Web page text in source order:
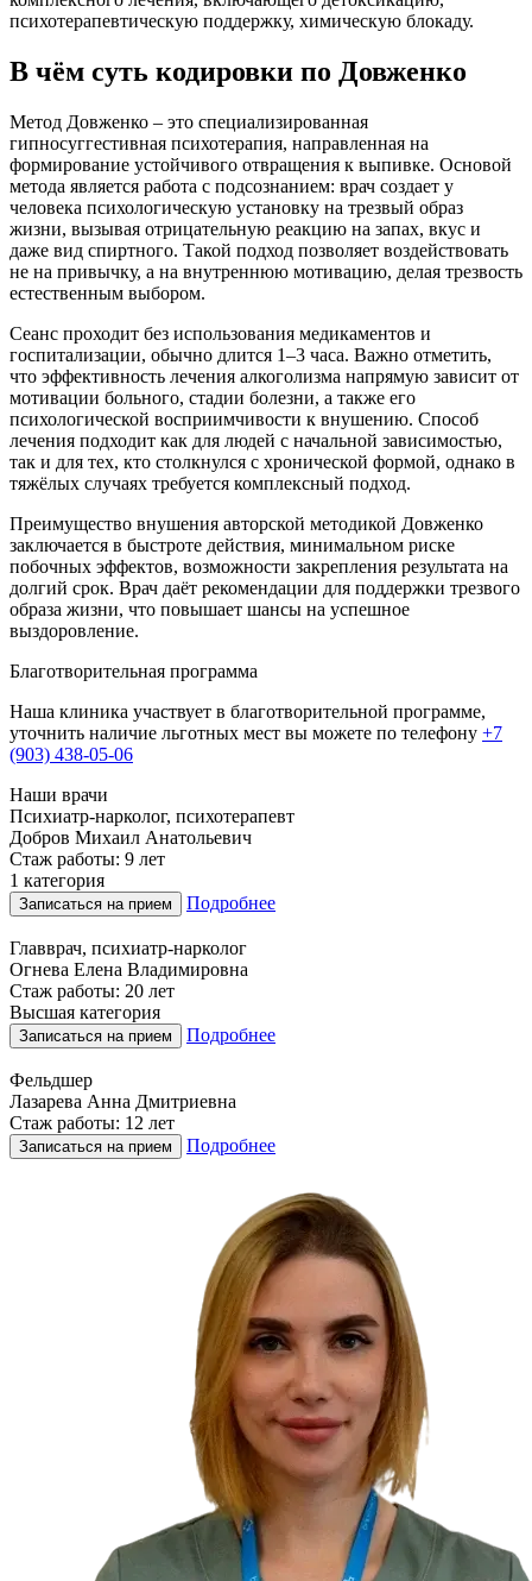
психотерапевтическую поддержку, химическую блокаду.
В чём суть кодировки по Довженко
Метод Довженко – это специализированная
гипносуггестивная психотерапия, направленная на
формирование устойчивого отвращения к выпивке. Основой
метода является работа с подсознанием: врач создает у
человека психологическую установку на трезвый образ
жизни, вызывая отрицательную реакцию на запах, вкус и
даже вид спиртного. Такой подход позволяет воздействовать
не на привычку, а на внутреннюю мотивацию, делая трезвость
естественным выбором.
Сеанс проходит без использования медикаментов и
госпитализации, обычно длится 1–3 часа. Важно отметить,
что эффективность лечения алкоголизма напрямую зависит от
мотивации больного, стадии болезни, а также его
психологической восприимчивости к внушению. Способ
лечения подходит как для людей с начальной зависимостью,
так и для тех, кто столкнулся с хронической формой, однако в
тяжёлых случаях требуется комплексный подход.
Преимущество внушения авторской методикой Довженко
заключается в быстроте действия, минимальном риске
побочных эффектов, возможности закрепления результата на
долгий срок. Врач даёт рекомендации для поддержки трезвого
образа жизни, что повышает шансы на успешное
выздоровление.
Благотворительная программа
Наша клиника участвует в благотворительной программе,
уточнить наличие льготных мест вы можете по телефону +7
(903) 438-05-06
Наши врачи
Психиатр-нарколог, психотерапевт
Добров Михаил Анатольевич
Стаж работы: 9 лет
1 категория
Записаться на прием Подробнее
Главврач, психиатр-нарколог
Огнева Елена Владимировна
Стаж работы: 20 лет
Высшая категория
Записаться на прием Подробнее
Фельдшер
Лазарева Анна Дмитриевна
Стаж работы: 12 лет
Записаться на прием Подробнее